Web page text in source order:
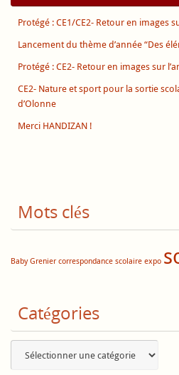
Protégé : CE1/CE2- Retour en images
Lancement du thème d’année “Des
Protégé : CE2- Retour en images sur
CE2- Nature et sport pour la sortie
d’Olonne
Merci HANDIZAN !
Mots clés
Baby Grenier correspondance scolaire expo
Catégories